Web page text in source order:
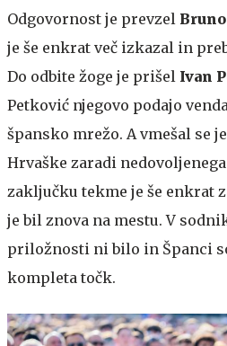
Odgovornost je prevzel
je še enkrat več izkazal in
Do odbite žoge je prišel Ivan
Petković njegovo podajo
špansko mrežo. A vmešal se
Hrvaške zaradi
zaključku tekme je še enkrat
je bil znova na mestu. V
priložnosti ni bilo in Španci
kompleta točk.